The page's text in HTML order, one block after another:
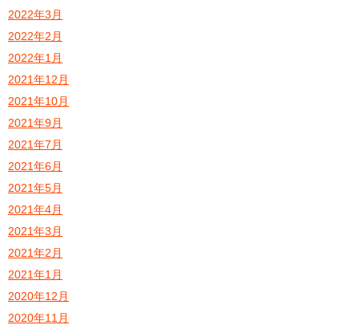
2022年3月
2022年2月
2022年1月
2021年12月
2021年10月
2021年9月
2021年7月
2021年6月
2021年5月
2021年4月
2021年3月
2021年2月
2021年1月
2020年12月
2020年11月